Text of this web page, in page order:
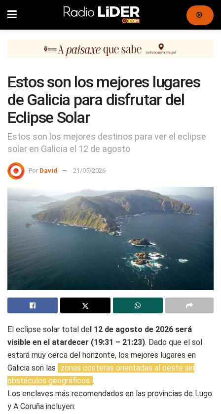
Estos son los mejores lugares
de Galicia para disfrutar del
Eclipse Solar
Estos son los mejores destinos para ver el eclipse
solar en Galicia el 12 de agosto
Por David 21/05/2026
El eclipse solar total de l 12 de agosto de 2026 será
visible en el atardecer (19:31 – 21:23). Dado que el sol
estará muy cerca del horizonte, los mejores lugares en
Galicia son las
zonas costeras orientadas al oeste sin
obstáculos geográficos .
Los enclaves más recomendados en las provincias de Lugo
y A Coruña incluyen: